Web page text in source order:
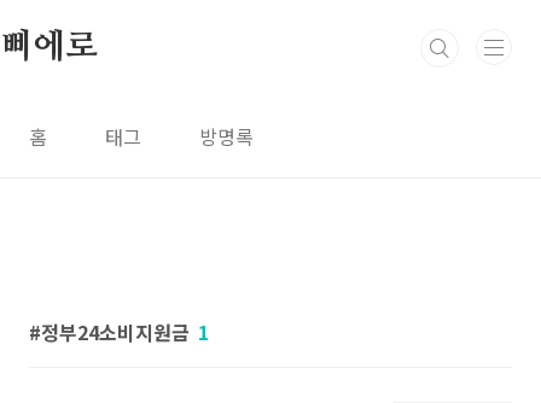
삐에로
홈 태그 방명록
정부24소비지원금 1